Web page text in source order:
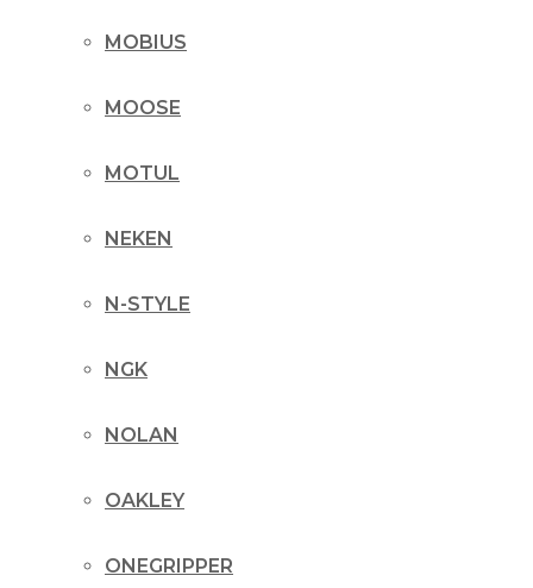
MOBIUS
MOOSE
MOTUL
NEKEN
N-STYLE
NGK
NOLAN
OAKLEY
ONEGRIPPER